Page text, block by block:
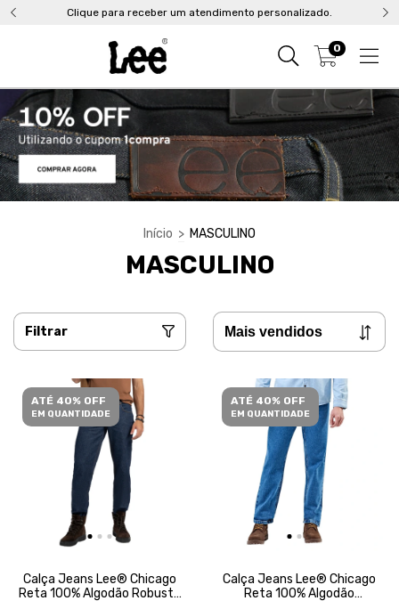
Clique para receber um atendimento personalizado.
0
Início > MASCULINO
MASCULINO
Filtrar
ATÉ 40% OFF
EM QUANTIDADE
Calça Jeans Lee® Chicago
Reta 100% Algodão Robusta
ATÉ 40% OFF
EM QUANTIDADE
Calça Jeans Lee® Chicago
Reta 100% Algodão